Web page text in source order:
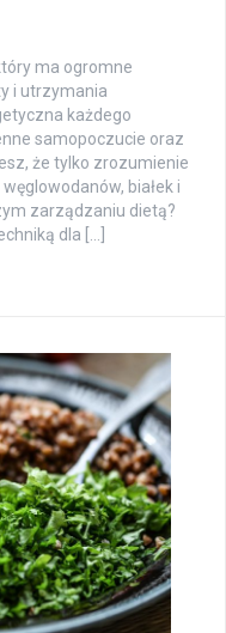
ma ogromne
i utrzymania
każdego
samopoczucie oraz
że tylko zrozumienie
białek i
zarządzaniu dietą?
dla […]